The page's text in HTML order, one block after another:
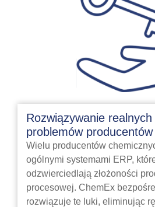
Rozwiązywanie realnych
problemów producentów
Wielu producentów
ogólnymi systemami ERP,
odzwierciedlają złożoności
procesowej. ChemEx
rozwiązuje te luki, eliminując